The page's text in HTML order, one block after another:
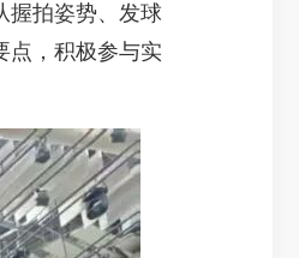
握拍姿势、发球
点，积极参与实